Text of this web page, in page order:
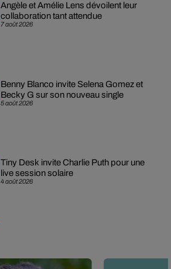
7 août 2026
Angèle et Amélie Lens dévoilent leur
collaboration tant attendue
5 août 2026
Benny Blanco invite Selena Gomez et
Becky G sur son nouveau single
4 août 2026
Tiny Desk invite Charlie Puth pour une
live session solaire